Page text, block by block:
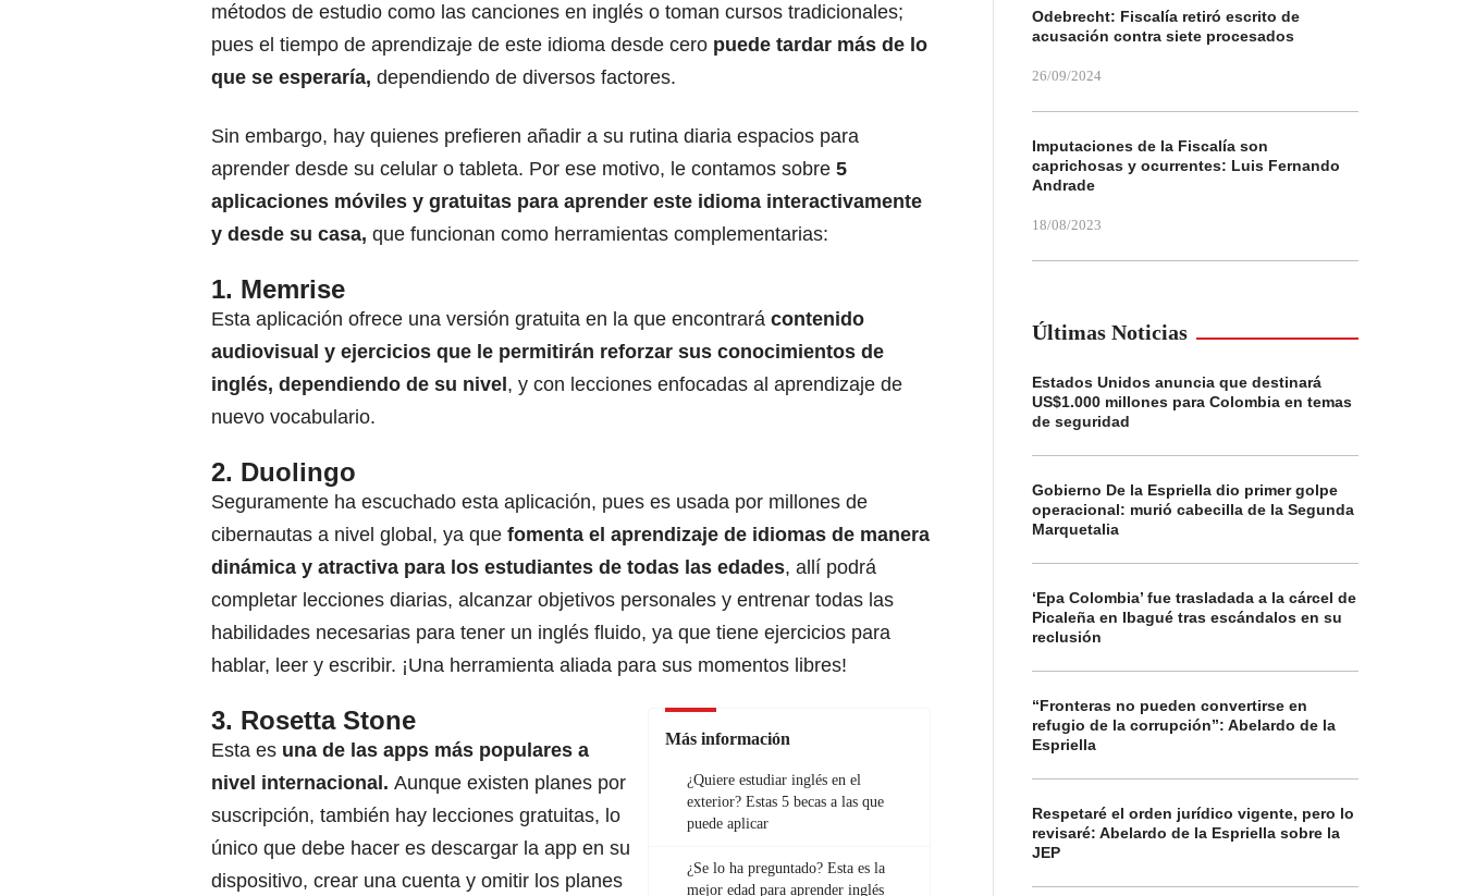
métodos de estudio como las canciones en inglés o toman cursos tradicionales;
pues el tiempo de aprendizaje de este idioma desde cero puede tardar más de lo
que se esperaría, dependiendo de diversos factores.
Sin embargo, hay quienes prefieren añadir a su rutina diaria espacios para
aprender desde su celular o tableta. Por ese motivo, le contamos sobre 5
aplicaciones móviles y gratuitas para aprender este idioma interactivamente
y desde su casa, que funcionan como herramientas complementarias:
1. Memrise
Esta aplicación ofrece una versión gratuita en la que encontrará contenido
audiovisual y ejercicios que le permitirán reforzar sus conocimientos de
inglés, dependiendo de su nivel , y con lecciones enfocadas al aprendizaje de
nuevo vocabulario.
2. Duolingo
Seguramente ha escuchado esta aplicación, pues es usada por millones de
cibernautas a nivel global, ya que fomenta el aprendizaje de idiomas de manera
dinámica y atractiva para los estudiantes de todas las edades, allí podrá
completar lecciones diarias, alcanzar objetivos personales y entrenar todas las
habilidades necesarias para tener un inglés fluido, ya que tiene ejercicios para
hablar, leer y escribir. ¡Una herramienta aliada para sus momentos libres!
Más información
¿Quiere estudiar inglés en el
exterior? Estas 5 becas a las que
puede aplicar
¿Se lo ha preguntado? Esta es la
mejor edad para aprender inglés
3. Rosetta Stone
Esta es una de las apps más populares a
nivel internacional. Aunque existen planes por
suscripción, también hay lecciones gratuitas, lo
único que debe hacer es descargar la app en su
dispositivo, crear una cuenta y omitir los planes
Odebrecht: Fiscalía retiró escrito de
acusación contra siete procesados
26/09/2024
Imputaciones de la Fiscalía son
caprichosas y ocurrentes: Luis Fernando
Andrade
18/08/2023
Últimas Noticias
Estados Unidos anuncia que destinará
US$1.000 millones para Colombia en temas
de seguridad
Gobierno De la Espriella dio primer golpe
operacional: murió cabecilla de la Segunda
Marquetalia
‘Epa Colombia’ fue trasladada a la cárcel de
Picaleña en Ibagué tras escándalos en su
reclusión
“Fronteras no pueden convertirse en
refugio de la corrupción”: Abelardo de la
Espriella
Respetaré el orden jurídico vigente, pero lo
revisaré: Abelardo de la Espriella sobre la
JEP